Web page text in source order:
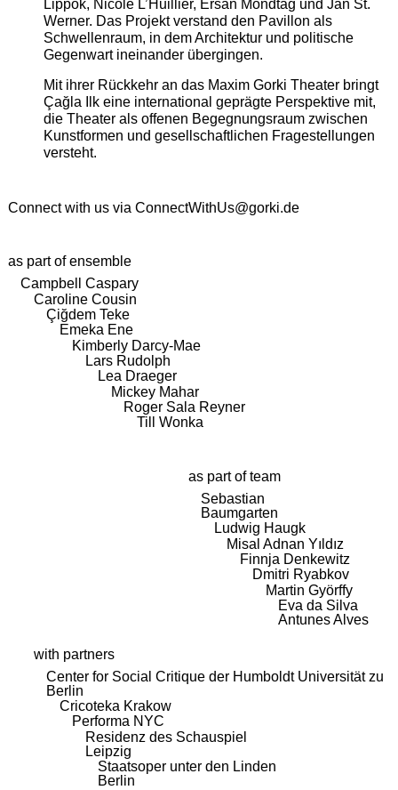
Lippok, Nicole L’Huillier, Ersan Mondtag und Jan St.
Werner. Das Projekt verstand den Pavillon als
Schwellenraum, in dem Architektur und politische
Gegenwart ineinander übergingen.
Mit ihrer Rückkehr an das Maxim Gorki Theater bringt
Çağla Ilk eine international geprägte Perspektive mit,
die Theater als offenen Begegnungsraum zwischen
Kunstformen und gesellschaftlichen Fragestellungen
versteht.
Connect with us via ConnectWithUs@gorki.de
as part of ensemble
Campbell Caspary
Caroline Cousin
Çiğdem Teke
Emeka Ene
Kimberly Darcy-Mae
Lars Rudolph
Lea Draeger
Mickey Mahar
Roger Sala Reyner
Till Wonka
as part of team
Sebastian
Baumgarten
Ludwig Haugk
Misal Adnan Yıldız
Finnja Denkewitz
Dmitri Ryabkov
Martin Györffy
Eva da Silva
Antunes Alves
with partners
Center for Social Critique der Humboldt Universität zu
Berlin
Cricoteka Krakow
Performa NYC
Residenz des Schauspiel
Leipzig
Staatsoper unter den Linden
Berlin